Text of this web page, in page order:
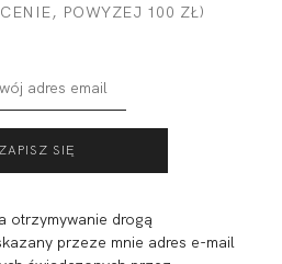
POWYZEJ 100 ZŁ)
otrzymywanie drogą
przeze mnie adres e-mail